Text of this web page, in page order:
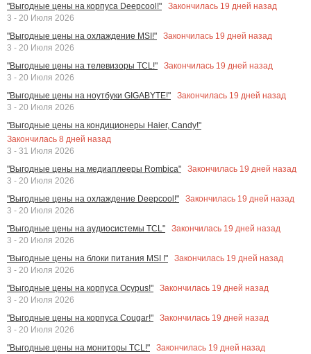
"Выгодные цены на корпуса Deepcool!"
Закончилась 19 дней назад
3 - 20 Июля 2026
"Выгодные цены на охлаждение MSI!"
Закончилась 19 дней назад
3 - 20 Июля 2026
"Выгодные цены на телевизоры TCL!"
Закончилась 19 дней назад
3 - 20 Июля 2026
"Выгодные цены на ноутбуки GIGABYTE!"
Закончилась 19 дней назад
3 - 20 Июля 2026
"Выгодные цены на кондиционеры Haier, Candy!"
Закончилась 8 дней назад
3 - 31 Июля 2026
"Выгодные цены на медиаплееры Rombica"
Закончилась 19 дней назад
3 - 20 Июля 2026
"Выгодные цены на охлаждение Deepcool!"
Закончилась 19 дней назад
3 - 20 Июля 2026
"Выгодные цены на аудиосистемы TCL"
Закончилась 19 дней назад
3 - 20 Июля 2026
"Выгодные цены на блоки питания MSI !"
Закончилась 19 дней назад
3 - 20 Июля 2026
"Выгодные цены на корпуса Ocypus!"
Закончилась 19 дней назад
3 - 20 Июля 2026
"Выгодные цены на корпуса Cougar!"
Закончилась 19 дней назад
3 - 20 Июля 2026
"Выгодные цены на мониторы TCL!"
Закончилась 19 дней назад